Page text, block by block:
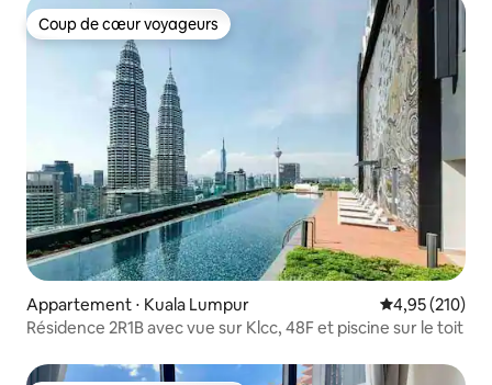
Coup de cœur voyageurs
Coup de cœur voyageurs
Appartement ⋅ Kuala Lumpur Évaluation
4,95 (210)
Résidence 2R1B avec vue sur Klcc, 48F et piscine sur le toit